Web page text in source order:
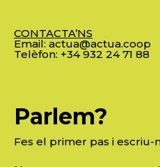
CONTACTA’NS
Email: actua@actua.coop
Telèfon: +34 932 24 71 88
Parlem?
Fes el primer pas i escriu-